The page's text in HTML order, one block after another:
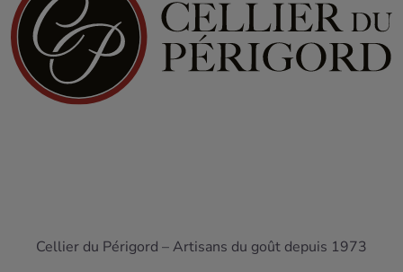
Cellier du Périgord – Artisans du goût depuis 1973